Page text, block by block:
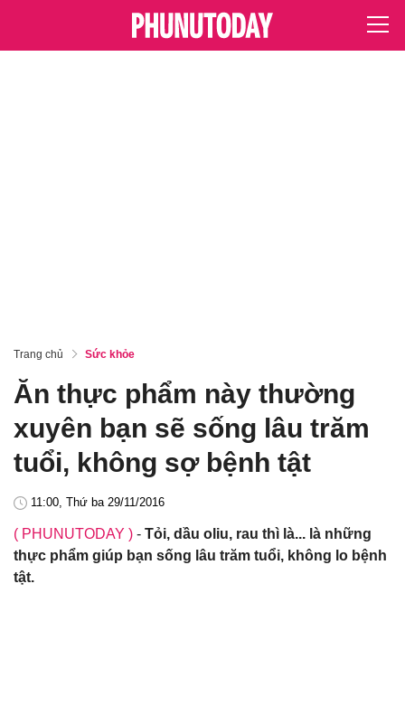
Trang chủ Sức khỏe
Ăn thực phẩm này thường
xuyên bạn sẽ sống lâu trăm
tuổi, không sợ bệnh tật
11:00, Thứ ba 29/11/2016
( PHUNUTODAY ) - Tỏi, dầu oliu, rau thì là... là những
thực phẩm giúp bạn sống lâu trăm tuổi, không lo bệnh
tật.